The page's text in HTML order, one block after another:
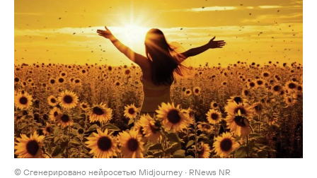
© Сгенерировано нейросетью Midjourney ∙ RNews NR